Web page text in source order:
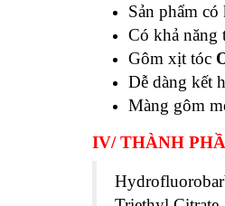
Sản phẩm
Có khả năng
Gôm xịt tóc
Dễ dàng kết
Màng gôm
IV/ THÀNH